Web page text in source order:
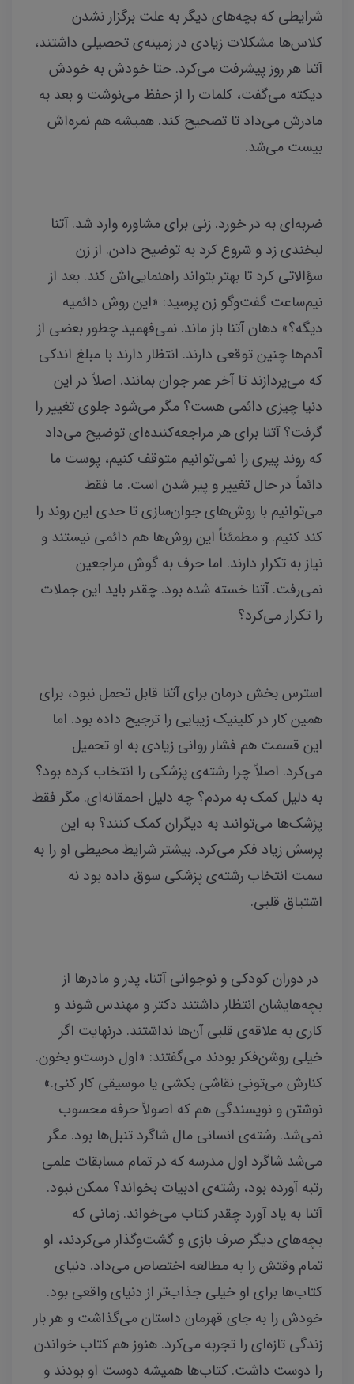
شرایطی که بچه‌های دیگر به علت برگزار نشدن
کلاس‌ها مشکلات زیادی در زمینه‌ی تحصیلی داشتند،
آتنا هر روز پیشرفت می‌کرد. حتا خودش به خودش
دیکته می‌گفت، کلمات را از حفظ می‌نوشت و بعد به
مادرش می‌داد تا تصحیح کند. همیشه هم نمره‌اش
بیست می‌شد.
ضربه‌ای به در خورد. زنی برای مشاوره وارد شد. آتنا
لبخندی زد و شروع کرد به توضیح‌ دادن. از زن
سؤالاتی کرد تا بهتر بتواند راهنمایی‌اش کند. بعد از
نیم‌ساعت گفت‌وگو زن پرسید: «این روش دائمیه
دیگه؟» دهان آتنا باز ماند. نمی‌فهمید چطور بعضی از
آدم‌ها چنین توقعی دارند. انتظار دارند با مبلغ اندکی
که می‌پردازند تا آخر عمر جوان بمانند. اصلاً در این
دنیا چیزی دائمی هست؟ مگر می‌شود جلوی تغییر را
گرفت؟ آتنا برای هر مراجعه‌کننده‌ای توضیح می‌داد
که روند پیری را نمی‌توانیم متوقف کنیم، پوست ما
دائماً در حال تغییر و پیر شدن است. ما فقط
می‌توانیم با روش‌های جوان‌سازی تا حدی این روند را
کند کنیم. و مطمئناً این روش‌ها هم دائمی نیستند و
نیاز به تکرار دارند. اما حرف به گوش مراجعین
نمی‌رفت. آتنا خسته شده بود. چقدر باید این جملات
را تکرار می‌کرد؟
استرس بخش درمان برای آتنا قابل تحمل نبود، برای
همین کار در کلینیک زیبایی را ترجیح داده بود. اما
این قسمت هم فشار روانی زیادی به او تحمیل
می‌کرد. اصلاً‌ چرا رشته‌ی پزشکی را انتخاب کرده بود؟
به دلیل کمک به مردم؟ چه دلیل احمقانه‌ای. مگر فقط
پزشک‌ها می‌توانند به دیگران کمک کنند؟ به این
پرسش زیاد فکر می‌کرد. بیشتر شرایط محیطی او را به
سمت انتخاب رشته‌ی پزشکی سوق داده بود نه
اشتیاق قلبی.
در دوران کودکی و نوجوانی آتنا، پدر و مادرها از
بچه‌هایشان انتظار داشتند دکتر و مهندس شوند و
کاری به علاقه‌ی قلبی آن‌ها نداشتند. درنهایت اگر
خیلی روشن‌فکر بودند می‌گفتند: «اول درست‌و بخون.
کنارش می‌تونی نقاشی بکشی یا موسیقی کار کنی.»
نوشتن و نویسندگی هم که اصولاً حرفه محسوب
نمی‌شد. رشته‌ی انسانی مال شاگرد تنبل‌ها بود. مگر
می‌شد شاگرد اول مدرسه که در تمام مسابقات علمی
رتبه آورده بود، رشته‌ی ادبیات بخواند؟ ممکن نبود.
آتنا به‌ یاد آورد چقدر کتاب می‌خواند. زمانی که
بچه‌های دیگر صرف بازی و گشت‌وگذار می‌کردند، او
تمام وقتش را به مطالعه اختصاص می‌داد. دنیای
کتاب‌ها برای او خیلی جذاب‌تر از دنیای واقعی بود.
خودش را به جای قهرمان داستان می‌گذاشت و هر بار
زندگی تازه‌ای را تجربه می‌کرد. هنوز هم کتاب‌ خواندن
را دوست داشت. کتاب‌ها همیشه دوست او بودند و